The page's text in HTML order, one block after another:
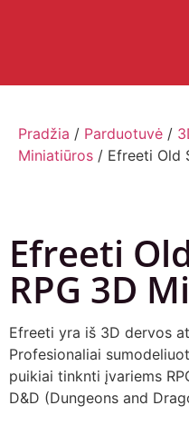
Pradžia / Parduotuvė /
Miniatiūros / Efreeti Old
Efreeti
RPG 3D
Efreeti yra iš 3D dervos
Profesionaliai
puikiai tinknti įvariems
D&D (Dungeons and